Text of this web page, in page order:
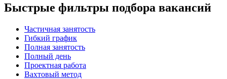
Быстрые фильтры подбора вакансий
Частичная занятость
Гибкий график
Полная занятость
Полный день
Проектная работа
Вахтовый метод